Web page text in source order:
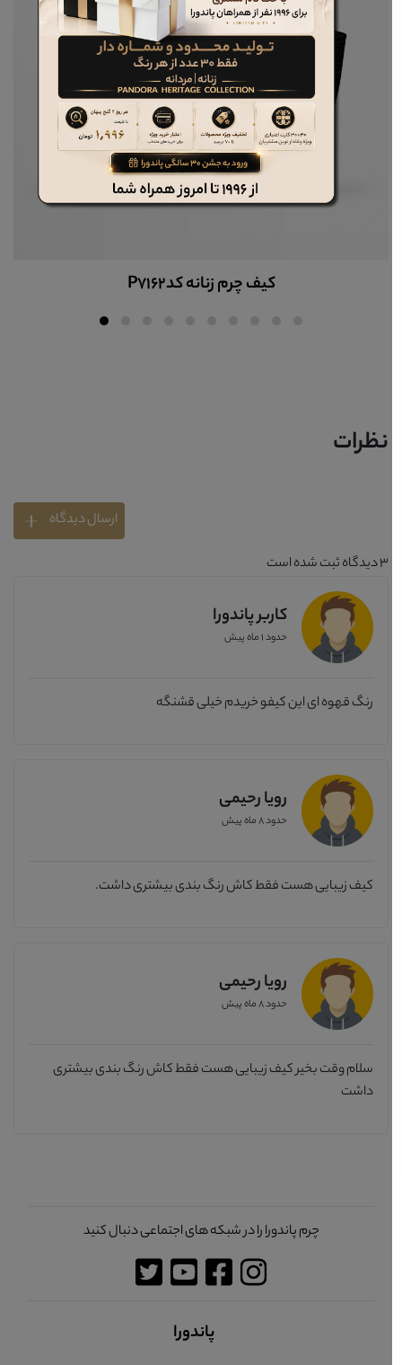
کیف چرم زنانه کدP7162
نظرات
ارسال دیدگاه
دیدگاه ثبت شده است
کاربر پاندورا
حدود 1 ماه پیش
رنگ قهوه ای این کیفو خریدم خیلی قشنگه
رویا رحیمی
حدود 8 ماه پیش
کیف زیبایی هست فقط کاش رنگ بندی بیشتری داشت.
رویا رحیمی
حدود 8 ماه پیش
سلام وقت بخیر کیف زیبایی هست فقط کاش رنگ بندی بیشتری
داشت
چرم پاندورا را در شبکه های اجتماعی دنبال کنید
پاندورا